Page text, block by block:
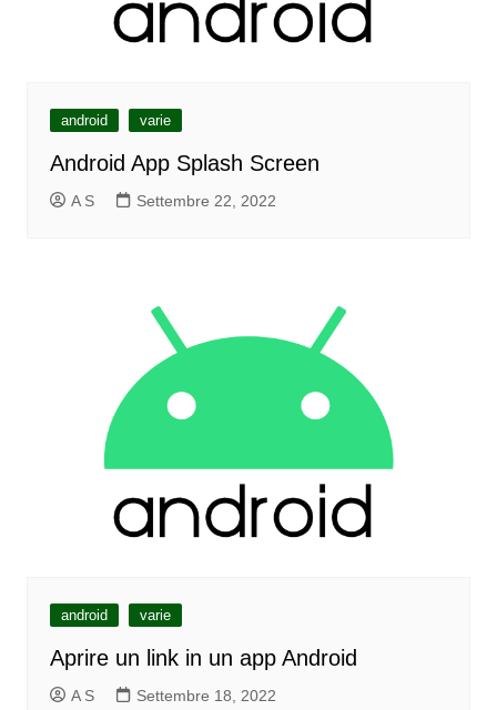
android varie
Android App Splash Screen
A S Settembre 22, 2022
android varie
Aprire un link in un app Android
A S Settembre 18, 2022